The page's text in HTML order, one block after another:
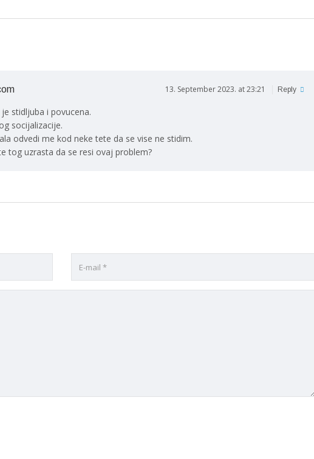
13. September 2023. at 23:21 Reply
stidljuba i povucena.
socijalizacije.
odvedi me kod neke tete da se vise ne stidim.
tog uzrasta da se resi ovaj problem?